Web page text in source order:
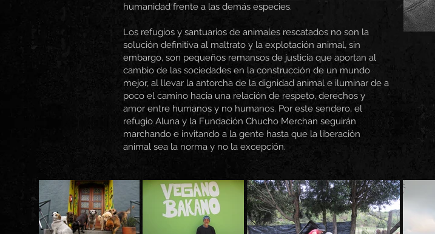
humanidad frente a las demás especies.
Los refugios y santuarios de animales rescatados no son la
solución definitiva al maltrato y la explotación animal, sin
embargo, son pequeños remansos de justicia que aportan al
cambio de las sociedades en la construcción de un mundo
mejor, al llevar la antorcha de la dignidad animal e iluminar de a
poco el camino hacia una relación de respeto, derechos y
amor entre humanos y no humanos. Por este sendero, el
refugio Aluna y la Fundación Chucho Merchan seguirán
marchando e invitando a la gente hasta que la liberación
animal sea la norma y no la excepción.